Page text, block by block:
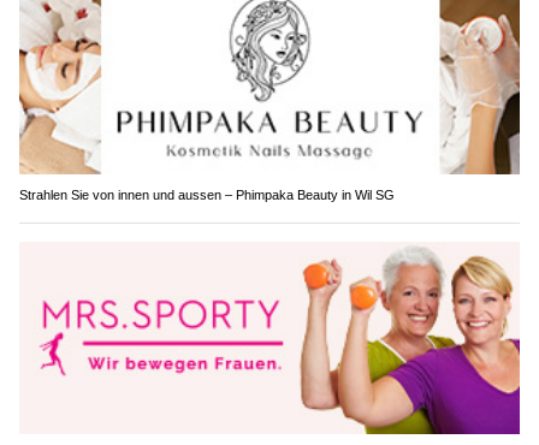
Strahlen Sie von innen und aussen – Phimpaka Beauty in Wil SG